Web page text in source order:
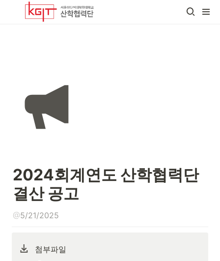
2024회계연도 산학협력단
결산 공고
@5/21/2025
첨부파일